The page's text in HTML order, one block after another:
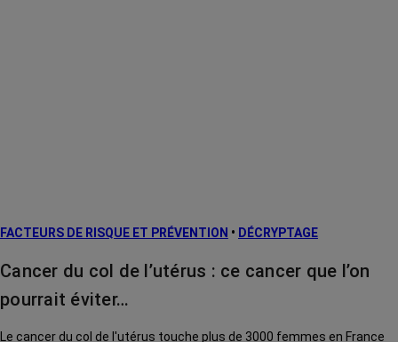
FACTEURS DE RISQUE ET PRÉVENTION • DÉCRYPTAGE
Cancer du col de l’utérus : ce cancer que l’on
pourrait éviter…
Le cancer du col de l'utérus touche plus de 3000 femmes en France